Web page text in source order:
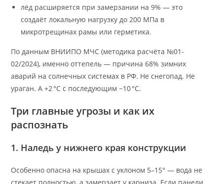
лёд расширяется при замерзании на 9% — это
создаёт локальную нагрузку до 200 МПа в
микротрещинах рамы или герметика.
По данным ВНИИПО МЧС (методика расчёта №01-
02/2024), именно оттепель — причина 68% зимних
аварий на солнечных системах в РФ. Не снегопад. Не
ураган. А +2 °C с последующим −10 °C.
Три главные угрозы и как их
распознать
1. Наледь у нижнего края конструкции
Особенно опасна на крышах с уклоном 5–15° — вода не